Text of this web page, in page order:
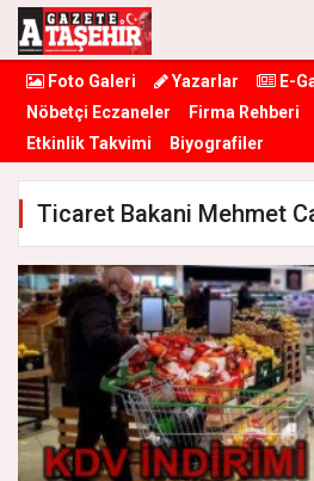
Foto Galeri Yazarlar E-
Nöbetçi Eczaneler
Firma Rehberi
Etkinlik Takvimi
Biyografiler
Ticaret Bakani Mehmet